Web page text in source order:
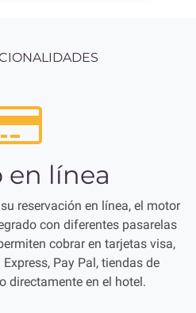
en línea
reservación en línea, el motor
con diferentes pasarelas
cobrar en tarjetas visa,
Pay Pal, tiendas de
directamente en el hotel.